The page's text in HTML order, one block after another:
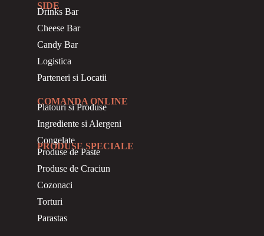
SIDE
Drinks Bar
Cheese Bar
Candy Bar
Logistica
Parteneri si Locatii
COMANDA ONLINE
Platouri si Produse
Ingrediente si Alergeni
Congelate
PRODUSE SPECIALE
Produse de Paste
Produse de Craciun
Cozonaci
Torturi
Parastas